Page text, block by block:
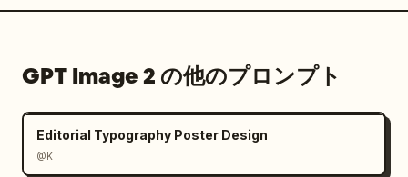
GPT Image 2 の他のプロンプト
Editorial Typography Poster Design
@K